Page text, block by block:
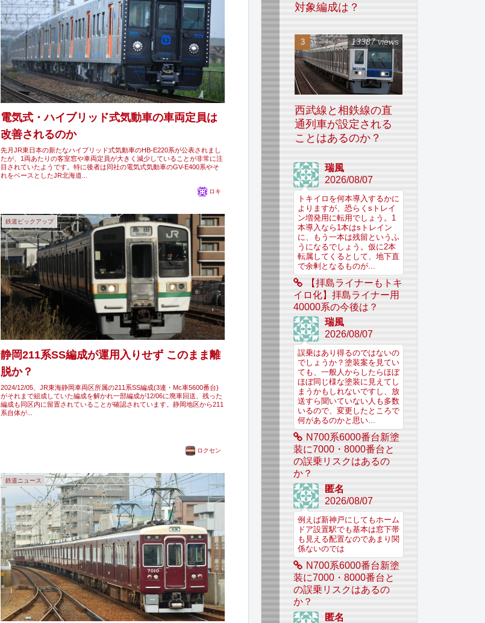
電気式・ハイブリッド式気動車の車両定員は
改善されるのか
先月JR東日本の新たなハイブリッド式気動車のHB-E220系が公表されまし
たが、1両あたりの客室窓や車両定員が大きく減少していることが非常に注
目されていたようです。特に後者は同社の電気式気動車のGV-E400系やそ
れをベースとしたJR北海道...
ロキ
鉄道ピックアップ
静岡211系SS編成が運用入りせず このまま離
脱か？
2024/12/05、JR東海静岡車両区所属の211系SS編成(3連・Mc車5600番台)
がそれまで組成していた編成を解かれ一部編成が12/06に廃車回送、残った
編成も同区内に留置されていることが確認されています。静岡地区から211
系自体が...
ロクセン
鉄道ニュース
対象編成は？
西武線と相鉄線の直
通列車が設定される
ことはあるのか？
13387 views
瑞風
2026/08/07
トキイロを何本導入するかに
よりますが、恐らくsトレイ
ン増発用に転用でしょう。1
本導入なら1本はsトレイン
に、もう一本は残留というふ
うになるでしょう。仮に2本
転属してくるとして、地下直
で余剰となるものが...
【拝島ライナーもトキ
イロ化】拝島ライナー用
40000系の今後は？
瑞風
2026/08/07
誤乗はあり得るのではないの
でしょうか？塗装案を見てい
ても、一般人からしたらほぼ
ほぼ同じ様な塗装に見えてし
まうかもしれないですし、放
送すら聞いていない人も多数
いるので、変更したところで
何があるのかと思い...
N700系6000番台新塗
装に7000・8000番台と
の誤乗リスクはあるの
か？
匿名
2026/08/07
例えば新神戸にしてもホーム
ドア設置駅でも基本は窓下帯
も見える配置なのであまり関
係ないのでは
N700系6000番台新塗
装に7000・8000番台と
の誤乗リスクはあるの
か？
匿名